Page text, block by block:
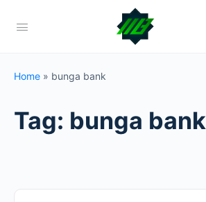
Home » bunga bank
Tag: bunga bank